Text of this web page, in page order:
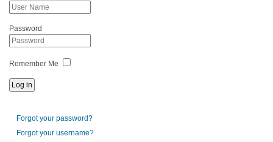
Password
Remember Me
Forgot your password?
Forgot your username?